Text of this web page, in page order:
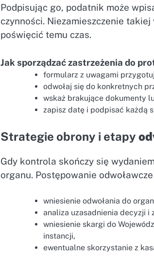
Podpisując go, podatnik może
czynności. Niezamieszczenie
poświęcić temu czas.
Jak sporządzać zastrzeżenia do
formularz z uwagami
odwołaj się do konkretnych
wskaż brakujące dokumenty
zapisz datę i podpisać każdą
Strategie obrony i etapy
Gdy kontrola skończy się
organu. Postępowanie
wniesienie odwołania do
analiza uzasadnienia decyzji
wniesienie skargi do
instancji,
ewentualne skorzystanie z